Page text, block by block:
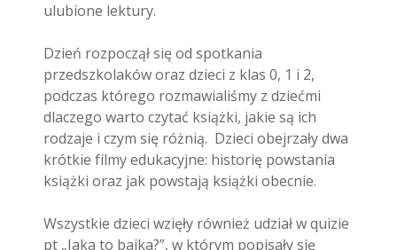
ulubione lektury.
Dzień rozpoczął się od spotkania
przedszkolaków oraz dzieci z klas 0, 1 i 2,
podczas którego rozmawialiśmy z dziećmi
dlaczego warto czytać książki, jakie są ich
rodzaje i czym się różnią. Dzieci obejrzały dwa
krótkie filmy edukacyjne: historię powstania
książki oraz jak powstają książki obecnie.
Wszystkie dzieci wzięły również udział w quizie
pt „Jaka to bajka?”, w którym popisały się